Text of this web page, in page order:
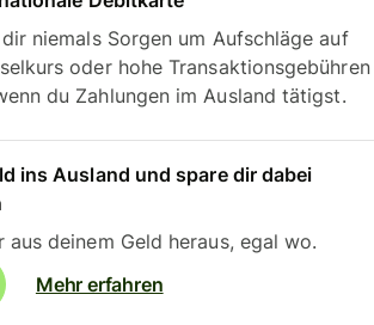
niemals Sorgen um Aufschläge auf
oder hohe Transaktionsgebühren
du Zahlungen im Ausland tätigst.
ins Ausland und spare dir dabei
aus deinem Geld heraus, egal wo.
Mehr erfahren